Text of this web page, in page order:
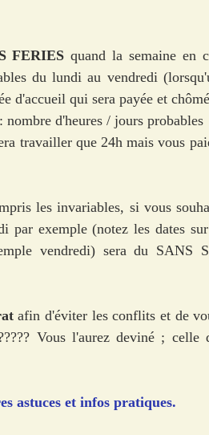
FERIES quand la semaine en
du lundi au vendredi
d'accueil qui sera payée et
d'heures / jours probables
travailler que 24h mais vous
les invariables, si vous
par exemple (notez les dates
vendredi) sera du SANS
afin d'éviter les conflits et de
Vous l'aurez deviné ; celle
astuces et infos pratiques.